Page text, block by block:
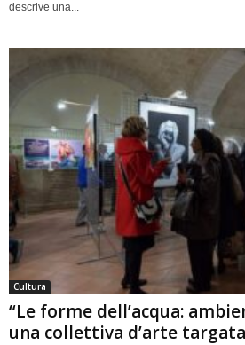
descrive una...
Cultura
“Le forme dell’acqua:
una collettiva d’arte